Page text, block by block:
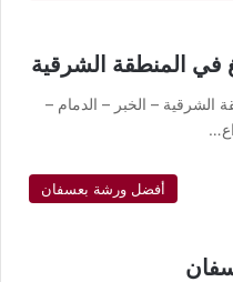
المنطقة الشرقية
الشرقية – الخبر – الدمام –
أفضل ورشة بعسفان